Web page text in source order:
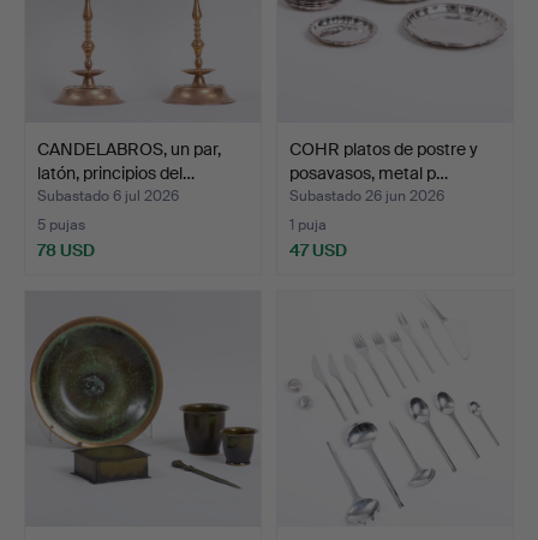
CANDELABROS, un par,
latón, principios del…
Subastado 6 jul 2026
5 pujas
78 USD
COHR platos de postre y
posavasos, metal p…
Subastado 26 jun 2026
1 puja
47 USD